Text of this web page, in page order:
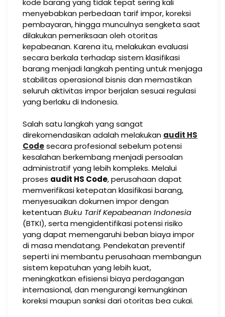
kode barang yang tidak tepat sering kali
menyebabkan perbedaan tarif impor, koreksi
pembayaran, hingga munculnya sengketa saat
dilakukan pemeriksaan oleh otoritas
kepabeanan. Karena itu, melakukan evaluasi
secara berkala terhadap sistem klasifikasi
barang menjadi langkah penting untuk menjaga
stabilitas operasional bisnis dan memastikan
seluruh aktivitas impor berjalan sesuai regulasi
yang berlaku di Indonesia.
Salah satu langkah yang sangat
direkomendasikan adalah melakukan audit HS
Codesecara profesional sebelum potensi
kesalahan berkembang menjadi persoalan
administratif yang lebih kompleks. Melalui
proses audit HS Code, perusahaan dapat
memverifikasi ketepatan klasifikasi barang,
menyesuaikan dokumen impor dengan
ketentuanBuku Tarif Kepabeanan Indonesia
(BTKI), serta mengidentifikasi potensi risiko
yang dapat memengaruhi beban biaya impor
di masa mendatang. Pendekatan preventif
seperti ini membantu perusahaan membangun
sistem kepatuhan yang lebih kuat,
meningkatkan efisiensi biaya perdagangan
internasional, dan mengurangi kemungkinan
koreksi maupun sanksi dari otoritas bea cukai.